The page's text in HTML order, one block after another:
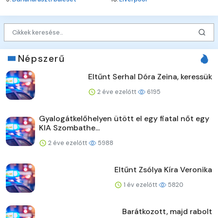
Népszerű
Eltűnt Serhal Dóra Zeina, keressük
2 éve ezelőtt 6195
Gyalogátkelőhelyen ütött el egy fiatal nőt egy
KIA Szombathe...
2 éve ezelőtt 5988
Eltűnt Zsólya Kíra Veronika
1 év ezelőtt 5820
Barátkozott, majd rabolt